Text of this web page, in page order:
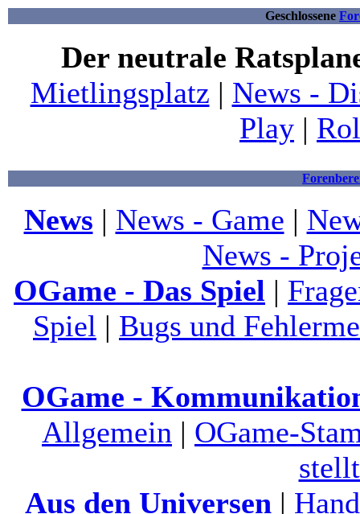
Geschlossene
Der neutrale
Mietlingsplatz | News -
Play |
News | News - Game |
News -
OGame - Das Spiel |
Spiel | Bugs und
OGame -
Allgemein | OGame-
Aus den Universen |